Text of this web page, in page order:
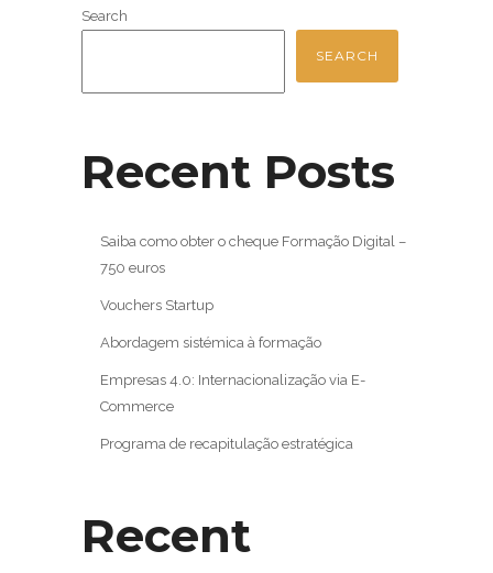
Search
SEARCH
Recent Posts
Saiba como obter o cheque Formação Digital –
750 euros
Vouchers Startup
Abordagem sistémica à formação
Empresas 4.0: Internacionalização via E-
Commerce
Programa de recapitulação estratégica
Recent